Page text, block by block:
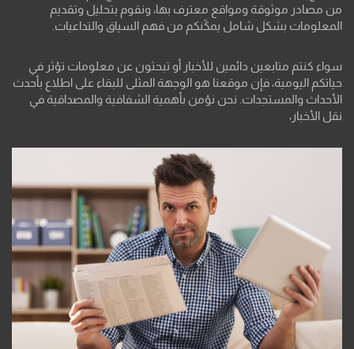
من مصادر موثوقة ومواقع معترف بها، ونقوم بتحليل وتقديم
المعلومات بشكل شامل يمكّنكم من فهم السياق والتداعيات.
سواء كنتم متابعين دائمين للأخبار أو تبحثون عن معلومات تؤثر في
حياتكم اليومية، فإن موقعنا هو الوجهة المثلى للبقاء على اطلاع بأحدث
الأحداث والمستجدات. نحن نؤمن بأهمية الشفافية والمصداقية في
نقل الأخبار،